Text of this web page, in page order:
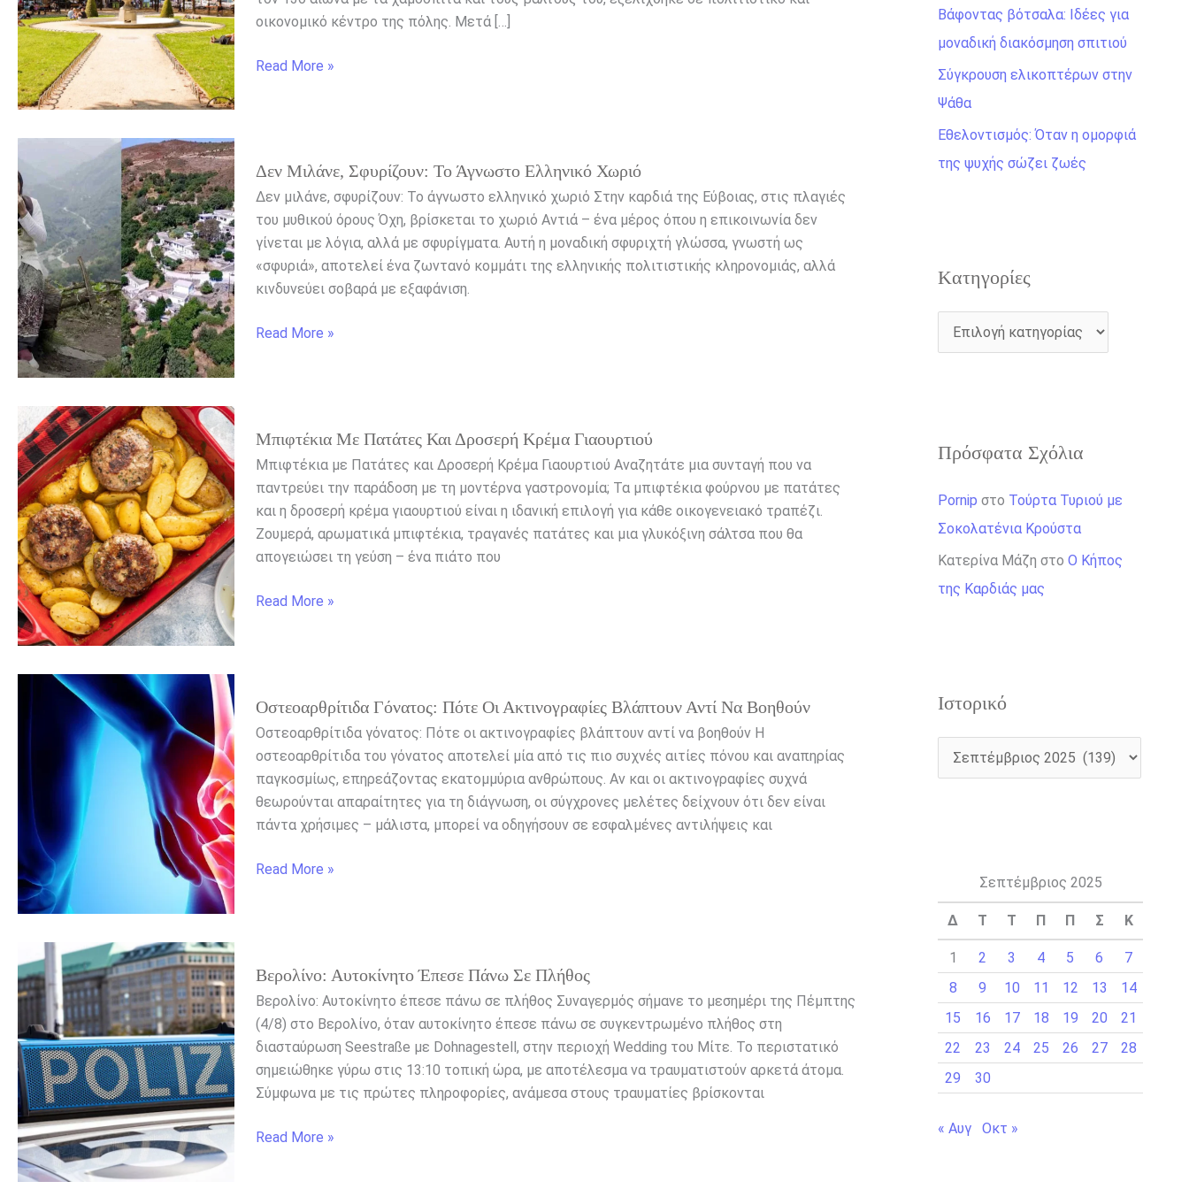
οικονομικό κέντρο της πόλης. Μετά […]
Read More »
Δεν Μιλάνε, Σφυρίζουν: Το Άγνωστο Ελληνικό Χωριό
Δεν μιλάνε, σφυρίζουν: Το άγνωστο ελληνικό χωριό Στην καρδιά της Εύβοιας, στις πλαγιές
του μυθικού όρους Όχη, βρίσκεται το χωριό Αντιά – ένα μέρος όπου η επικοινωνία δεν
γίνεται με λόγια, αλλά με σφυρίγματα. Αυτή η μοναδική σφυριχτή γλώσσα, γνωστή ως
«σφυριά», αποτελεί ένα ζωντανό κομμάτι της ελληνικής πολιτιστικής κληρονομιάς, αλλά
κινδυνεύει σοβαρά με εξαφάνιση.
μιλάνε,
σφυρίζουν:
Το
άγνωστο
ελληνικό
χωριό
Read More »
Μπιφτέκια Με Πατάτες Και Δροσερή Κρέμα Γιαουρτιού
Μπιφτέκια με Πατάτες και Δροσερή Κρέμα Γιαουρτιού Αναζητάτε μια συνταγή που να
παντρεύει την παράδοση με τη μοντέρνα γαστρονομία; Τα μπιφτέκια φούρνου με πατάτες
και η δροσερή κρέμα γιαουρτιού είναι η ιδανική επιλογή για κάθε οικογενειακό τραπέζι.
Ζουμερά, αρωματικά μπιφτέκια, τραγανές πατάτες και μια γλυκόξινη σάλτσα που θα
απογειώσει τη γεύση – ένα πιάτο που
με
Πατάτες
και
Δροσερή
Κρέμα
Γιαουρτιού
Read More »
Οστεοαρθρίτιδα Γόνατος: Πότε Οι Ακτινογραφίες Βλάπτουν Αντί Να Βοηθούν
Οστεοαρθρίτιδα γόνατος: Πότε οι ακτινογραφίες βλάπτουν αντί να βοηθούν Η
οστεοαρθρίτιδα του γόνατος αποτελεί μία από τις πιο συχνές αιτίες πόνου και αναπηρίας
παγκοσμίως, επηρεάζοντας εκατομμύρια ανθρώπους. Αν και οι ακτινογραφίες συχνά
θεωρούνται απαραίτητες για τη διάγνωση, οι σύγχρονες μελέτες δείχνουν ότι δεν είναι
πάντα χρήσιμες – μάλιστα, μπορεί να οδηγήσουν σε εσφαλμένες αντιλήψεις και
γόνατος:
Πότε
οι
ακτινογραφίες
βλάπτουν
αντί
βοηθούν
Read More »
Βερολίνο: Αυτοκίνητο Έπεσε Πάνω Σε Πλήθος
Βερολίνο: Αυτοκίνητο έπεσε πάνω σε πλήθος Συναγερμός σήμανε το μεσημέρι της Πέμπτης
(4/8) στο Βερολίνο, όταν αυτοκίνητο έπεσε πάνω σε συγκεντρωμένο πλήθος στη
διασταύρωση Seestraße με Dohnagestell, στην περιοχή Wedding του Μίτε. Το περιστατικό
σημειώθηκε γύρω στις 13:10 τοπική ώρα, με αποτέλεσμα να τραυματιστούν αρκετά άτομα.
Σύμφωνα με τις πρώτες πληροφορίες, ανάμεσα στους τραυματίες βρίσκονται
Αυτοκίνητο
έπεσε
πάνω
σε
πλήθος
Read More »
η
γ
ι
α
:
Βάφοντας βότσαλα: Ιδέες για
μοναδική διακόσμηση σπιτιού
Σύγκρουση ελικοπτέρων στην
Ψάθα
Εθελοντισμός: Όταν η ομορφιά
της ψυχής σώζει ζωές
Kατηγορίες
Πρόσφατα Σχόλια
Pornip στο Τούρτα Τυριού με
Σοκολατένια Κρούστα
Κατερίνα Μάζη στο Ο Κήπος
της Καρδιάς μας
Ιστορικό
Σεπτέμβριος 2025
Δ Τ Τ Π Π Σ Κ
1 2 3 4 5 6
7
8
9 10 11 12 13
14
15
16 17 18 19 20
21
22
23 24 25 26 27
28
29
30
« Αυγ Οκτ »